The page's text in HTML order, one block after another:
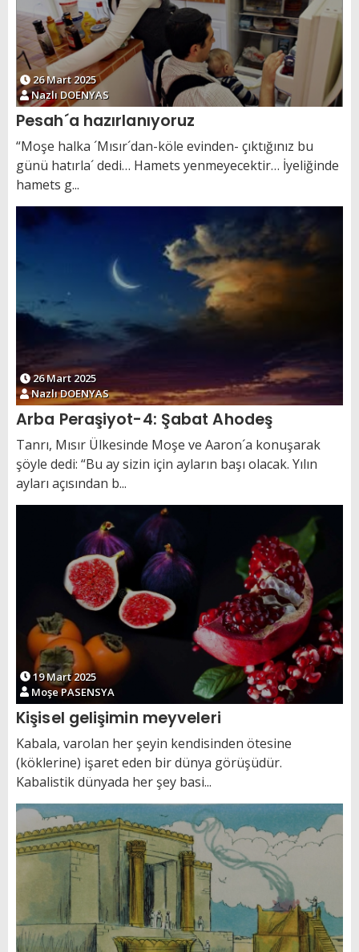
26 Mart 2025
Nazlı DOENYAS
Pesah´a hazırlanıyoruz
“Moşe halka ´Mısır´dan-köle evinden- çıktığınız bu
günü hatırla´ dedi… Hamets yenmeyecektir… İyeliğinde
hamets g...
26 Mart 2025
Nazlı DOENYAS
Arba Peraşiyot-4: Şabat Ahodeş
Tanrı, Mısır Ülkesinde Moşe ve Aaron´a konuşarak
şöyle dedi: “Bu ay sizin için ayların başı olacak. Yılın
ayları açısından b...
19 Mart 2025
Moşe PASENSYA
Kişisel gelişimin meyveleri
Kabala, varolan her şeyin kendisinden ötesine
(köklerine) işaret eden bir dünya görüşüdür.
Kabalistik dünyada her şey basi...